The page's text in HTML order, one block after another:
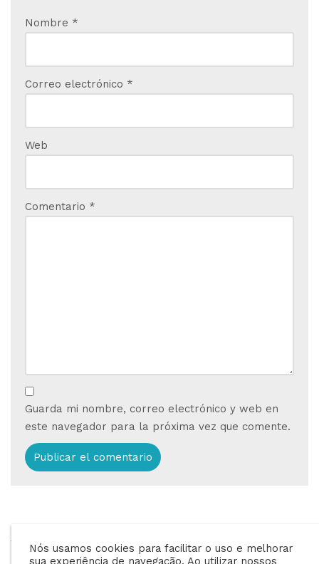
Nombre *
Correo electrónico *
Web
Comentario *
Guarda mi nombre, correo electrónico y web en
este navegador para la próxima vez que comente.
ANTERIOR
4 motivos para Desafios da mulher
Nós usamos cookies para facilitar o uso e melhorar
sua experiência de navegação. Ao utilizar nossos